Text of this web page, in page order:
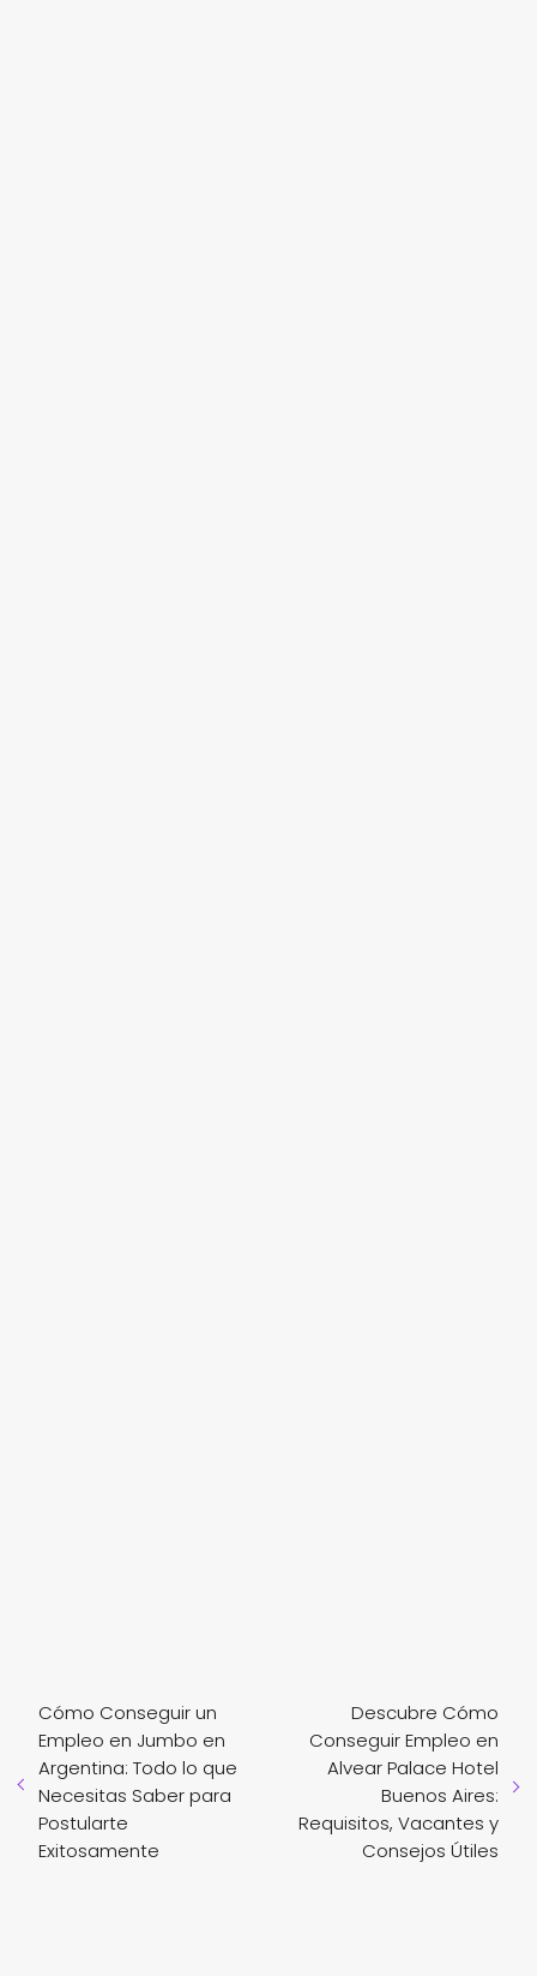
Cómo Conseguir un
Empleo en Jumbo en
Argentina: Todo lo que
Necesitas Saber para
Postularte
Exitosamente
Descubre Cómo
Conseguir Empleo en
Alvear Palace Hotel
Buenos Aires:
Requisitos, Vacantes y
Consejos Útiles